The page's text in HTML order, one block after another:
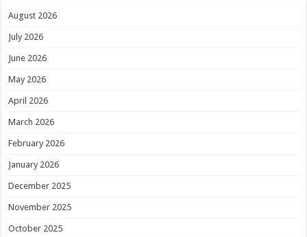
August 2026
July 2026
June 2026
May 2026
April 2026
March 2026
February 2026
January 2026
December 2025
November 2025
October 2025